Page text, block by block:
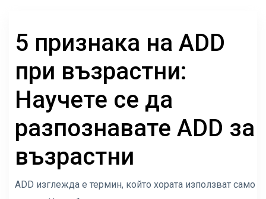
5 признака на ADD
при възрастни:
Научете се да
разпознавате ADD за
възрастни
ADD изглежда е термин, който хората използват само